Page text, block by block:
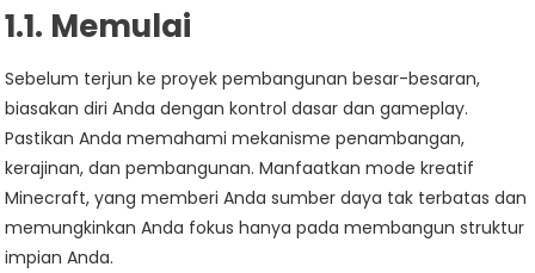
1.1. Memulai
Sebelum terjun ke proyek pembangunan besar-besaran,
biasakan diri Anda dengan kontrol dasar dan gameplay.
Pastikan Anda memahami mekanisme penambangan,
kerajinan, dan pembangunan. Manfaatkan mode kreatif
Minecraft, yang memberi Anda sumber daya tak terbatas dan
memungkinkan Anda fokus hanya pada membangun struktur
impian Anda.